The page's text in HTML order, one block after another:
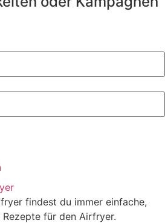
findest du immer einfache,
für den Airfryer.